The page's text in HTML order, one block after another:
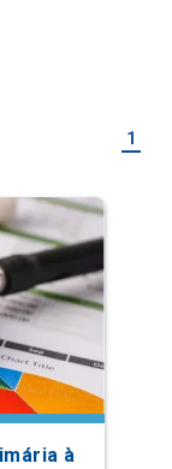
1
à